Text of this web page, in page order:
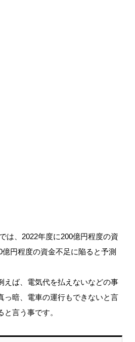
は、2022年度に200億円程度の資
円程度の資金不足に陥ると予測
えば、電気代を払えないなどの事
っ暗、電車の運行もできないと言
言う事です。